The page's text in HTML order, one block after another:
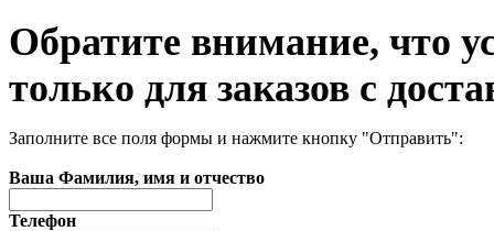
Обратите внимание, что
только для заказов с
Заполните все поля формы и нажмите кнопку "Отправить":
Ваша Фамилия, имя и отчество
Телефон